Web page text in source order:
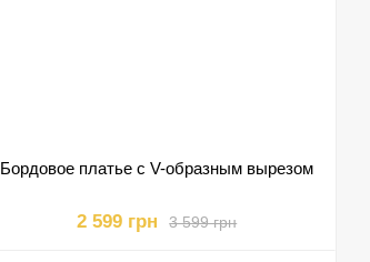
Бордовое платье с V-образным вырезом
3 599 грн
2 599 грн